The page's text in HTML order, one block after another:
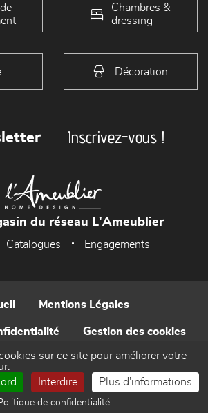
Chambres &
dressing
Décoration
Inscrivez-vous !
du réseau L'Ameublier
Catalogues Engagements
Mentions Légales
Gestion des cookies
Contact
par WEB Enseignes
sur ce site pour améliorer votre
Interdire Plus d'informations
de confidentialité